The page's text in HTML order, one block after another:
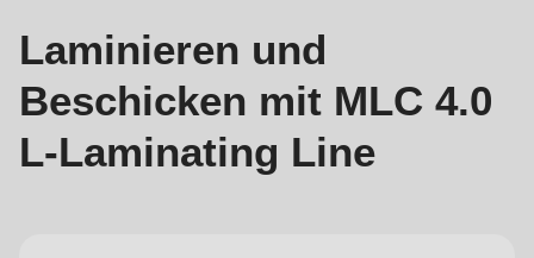
Laminieren und
Beschicken mit MLC 4.0
L-Laminating Line